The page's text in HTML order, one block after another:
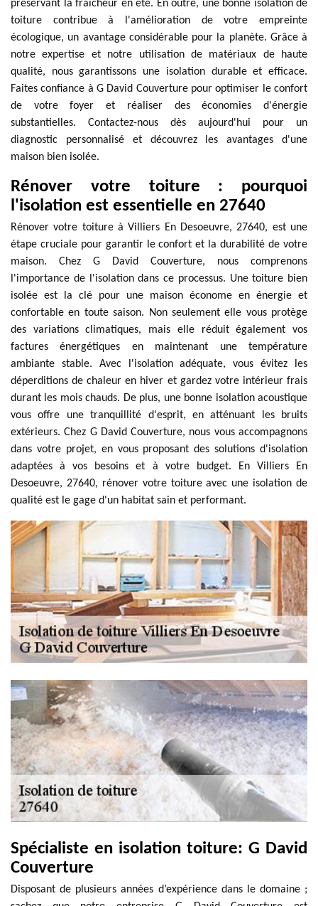
préservant la fraîcheur en été. En outre, une bonne isolation de
toiture contribue à l'amélioration de votre empreinte
écologique, un avantage considérable pour la planète. Grâce à
notre expertise et notre utilisation de matériaux de haute
qualité, nous garantissons une isolation durable et efficace.
Faites confiance à G David Couverture pour optimiser le confort
de votre foyer et réaliser des économies d'énergie
substantielles. Contactez-nous dès aujourd'hui pour un
diagnostic personnalisé et découvrez les avantages d'une
maison bien isolée.
Rénover votre toiture : pourquoi
l'isolation est essentielle en 27640
Rénover votre toiture à Villiers En Desoeuvre, 27640, est une
étape cruciale pour garantir le confort et la durabilité de votre
maison. Chez G David Couverture, nous comprenons
l'importance de l'isolation dans ce processus. Une toiture bien
isolée est la clé pour une maison économe en énergie et
confortable en toute saison. Non seulement elle vous protège
des variations climatiques, mais elle réduit également vos
factures énergétiques en maintenant une température
ambiante stable. Avec l'isolation adéquate, vous évitez les
déperditions de chaleur en hiver et gardez votre intérieur frais
durant les mois chauds. De plus, une bonne isolation acoustique
vous offre une tranquillité d'esprit, en atténuant les bruits
extérieurs. Chez G David Couverture, nous vous accompagnons
dans votre projet, en vous proposant des solutions d'isolation
adaptées à vos besoins et à votre budget. En Villiers En
Desoeuvre, 27640, rénover votre toiture avec une isolation de
qualité est le gage d'un habitat sain et performant.
Spécialiste en isolation toiture: G David
Couverture
Disposant de plusieurs années d’expérience dans le domaine ;